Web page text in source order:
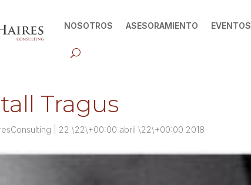
NOSOTROS ASESORAMIENTO EVENTOS
Tragus
22 \22\+00:00 abril \22\+00:00 2018